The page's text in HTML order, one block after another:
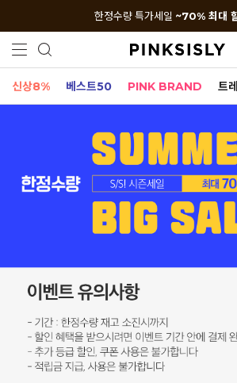
한정수량 특가세일 ~70% 최대
신상8% 베스트50 PINK BRAND 트